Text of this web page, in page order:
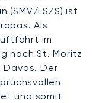
(SMV/LSZS) ist
Als
im
nach St. Moritz
Der
und somit